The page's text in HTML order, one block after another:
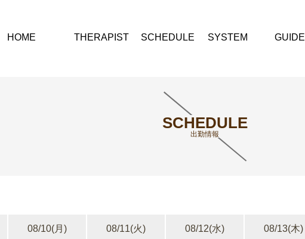
HOME THERAPIST SCHEDULE SYSTEM GUIDE
SCHEDULE
出勤情報
08/10(月) 08/11(火) 08/12(水) 08/13(木)